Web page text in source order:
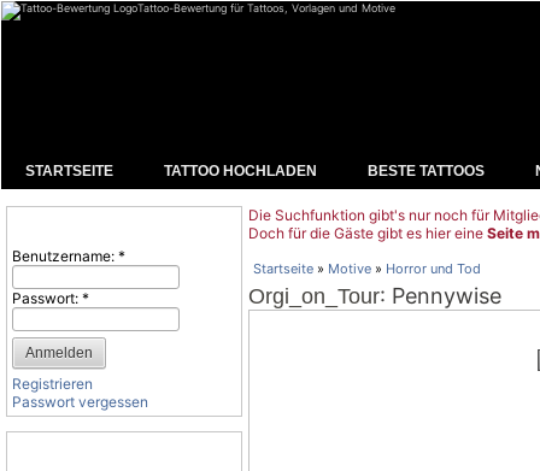
Tattoo-Bewertung für Tattoos, Vorlagen und Motive
STARTSEITE TATTOO HOCHLADEN BESTE TATTOOS
Benutzername: *
Passwort: *
Registrieren
Passwort vergessen
Die Suchfunktion gibt's nur noch für
Doch für die Gäste gibt es hier eine Seite
Startseite » Motive » Horror und Tod
Orgi_on_Tour: Pennywise